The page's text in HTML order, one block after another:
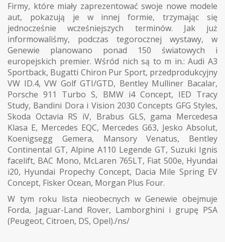
Firmy, które miały zaprezentować swoje nowe modele
aut, pokazują je w innej formie, trzymając się
jednocześnie wcześniejszych terminów. Jak już
informowaliśmy, podczas tegorocznej wystawy, w
Genewie planowano ponad 150 światowych i
europejskich premier. Wśród nich są to m in.: Audi A3
Sportback, Bugatti Chiron Pur Sport, przedprodukcyjny
VW ID.4, VW Golf GTI/GTD, Bentley Mulliner Bacalar,
Porsche 911 Turbo S, BMW i4 Concept, IED Tracy
Study, Bandini Dora i Vision 2030 Concepts GFG Styles,
Skoda Octavia RS iV, Brabus GLS, gama Mercedesa
Klasa E, Mercedes EQC, Mercedes G63, Jesko Absolut,
Koenigsegg Gemera, Mansory Venatus, Bentley
Continental GT, Alpine A110 Legende GT, Suzuki Ignis
facelift, BAC Mono, McLaren 765LT, Fiat 500e, Hyundai
i20, Hyundai Propechy Concept, Dacia Mile Spring EV
Concept, Fisker Ocean, Morgan Plus Four.
W tym roku lista nieobecnych w Genewie obejmuje
Forda, Jaguar-Land Rover, Lamborghini i grupę PSA
(Peugeot, Citroen, DS, Opel)./ns/